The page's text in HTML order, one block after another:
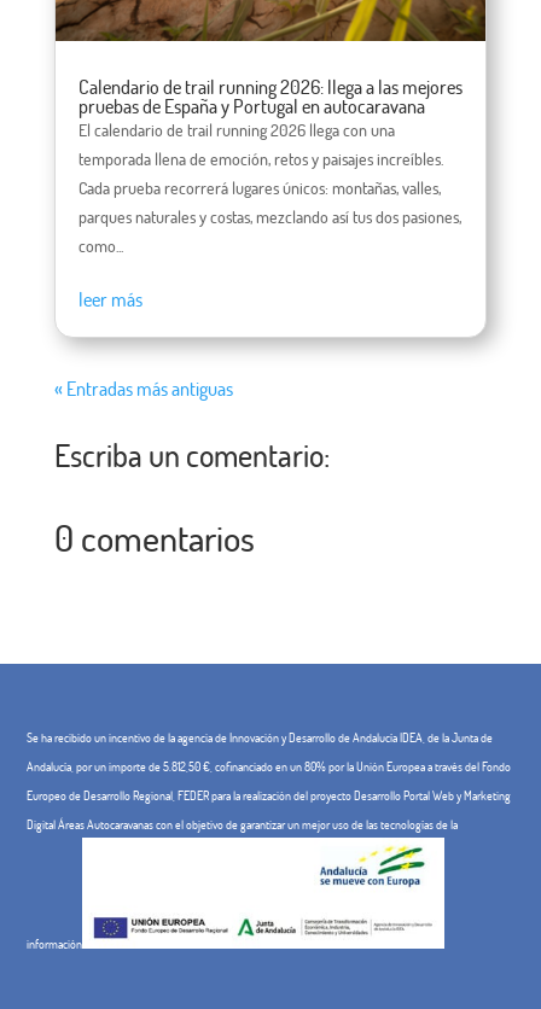
Calendario de trail running 2026: llega a las mejores
pruebas de España y Portugal en autocaravana
El calendario de trail running 2026 llega con una
temporada llena de emoción, retos y paisajes increíbles.
Cada prueba recorrerá lugares únicos: montañas, valles,
parques naturales y costas, mezclando así tus dos pasiones,
como...
leer más
« Entradas más antiguas
Escriba un comentario:
0 comentarios
Se ha recibido un incentivo de la agencia de Innovación y Desarrollo de Andalucía IDEA, de la Junta de
Andalucía, por un importe de 5.812,50 €, cofinanciado en un 80% por la Unión Europea a través del Fondo
Europeo de Desarrollo Regional, FEDER para la realización del proyecto Desarrollo Portal Web y Marketing
Digital Áreas Autocaravanas con el objetivo de garantizar un mejor uso de las tecnologías de la
información